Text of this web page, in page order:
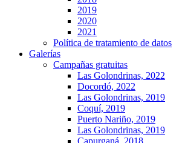
2019
2020
2021
Política de tratamiento de datos
Galerías
Campañas gratuitas
Las Golondrinas, 2022
Docordó, 2022
Las Golondrinas, 2019
Coquí, 2019
Puerto Nariño, 2019
Las Golondrinas, 2019
Capurganá, 2018